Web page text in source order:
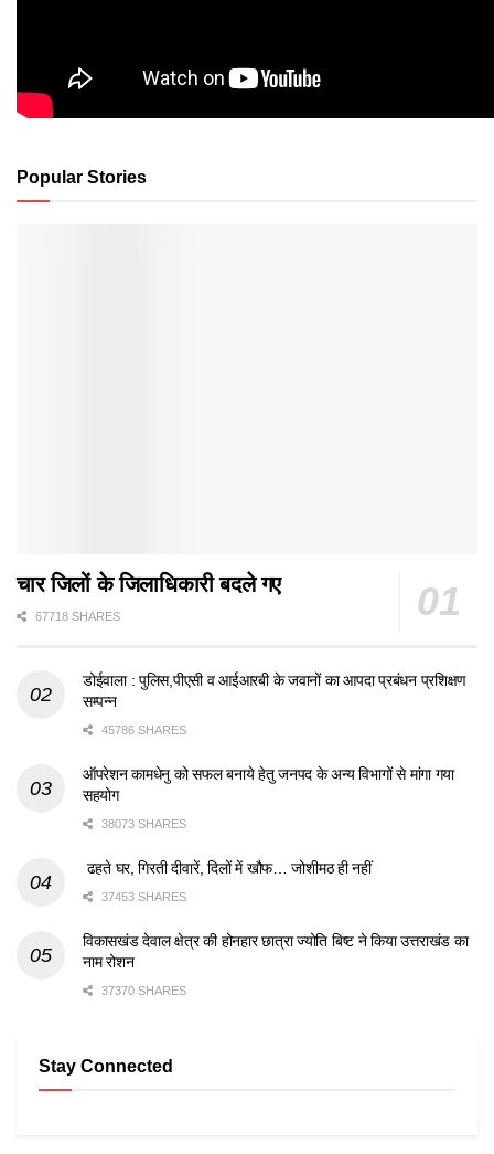
Popular Stories
चार जिलों के जिलाधिकारी बदले गए
67718 SHARES
डोईवाला : पुलिस,पीएसी व आईआरबी के जवानों का आपदा प्रबंधन प्रशिक्षण
सम्पन्न
45786 SHARES
ऑपरेशन कामधेनु को सफल बनाये हेतु जनपद के अन्य विभागों से मांगा गया
सहयोग
38073 SHARES
ढहते घर, गिरती दीवारें, दिलों में खौफ… जोशीमठ ही नहीं
37453 SHARES
विकासखंड देवाल क्षेत्र की होनहार छात्रा ज्योति बिष्ट ने किया उत्तराखंड का
नाम रोशन
37370 SHARES
Stay Connected